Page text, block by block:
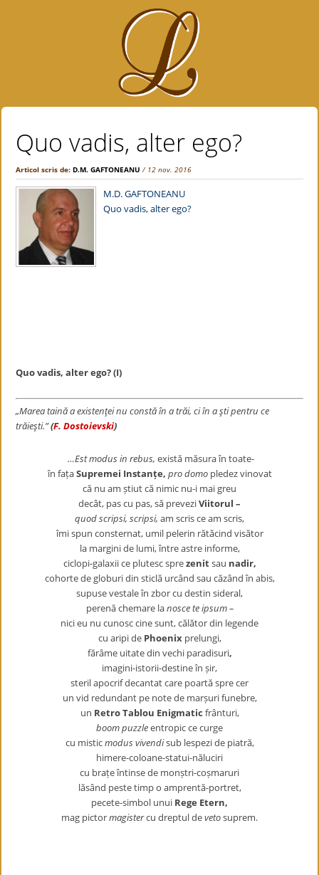
Quo vadis, alter ego?
Articol scris de:D.M. GAFTONEANU / 12 nov. 2016
M.D. GAFTONEANU
Quo vadis, alter ego?
Quo vadis, alter ego? (I)
„Marea taină a existenţei nu constă în a trăi, ci în a şti pentru ce
trăieşti.”(F. Dostoievski)
…Est modus in rebus, există măsura în toate-
în fațaSupremei Instanțe, pro domopledez vinovat
că nu am știut că nimic nu-i mai greu
decât, pas cu pas, să preveziViitorul –
quod scripsi, scripsi, am scris ce am scris,
îmi spun consternat, umil pelerin rătăcind visător
la margini de lumi, între astre informe,
ciclopi-galaxii ce plutesc sprezenitsau nadir,
cohorte de globuri din sticlă urcând sau căzând în abis,
supuse vestale în zbor cu destin sideral,
perenă chemare lanosce te ipsum –
nici eu nu cunosc cine sunt, călător din legende
cu aripi de Phoenixprelungi,
fărâme uitate din vechi paradisuri,
imagini-istorii-destine în șir,
steril apocrif decantat care poartă spre cer
un vid redundant pe note de marșuri funebre,
un Retro Tablou Enigmatic frânturi,
boompuzzleentropic ce curge
cu misticmodus vivendisub lespezi de piatră,
himere-coloane-statui-năluciri
cu brațe întinse de monștri-coșmaruri
lăsând peste timp o amprentă-portret,
pecete-simbol unui Rege Etern,
mag pictormagistercu dreptul devetosuprem.